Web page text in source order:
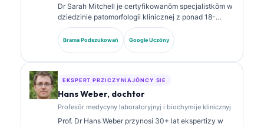
Dr Sarah Mitchell je certyfikowanōm specjalistkōm w
dziedzinie patomorfologii klinicznej z ponad 18-
letnim staŜōm w medycynie laboratoryjnej i analizie
diagnostycznej. Ma specjalistyczne certyfikaty z
chemii klinicznej i publikowała szeroko na temat
Brama Podszukowań Google Uczōny
EKSPERT PRZICZYNIAJŌNCY SIE
Hans Weber, dochtor
Profesōr medycyny laboratoryjnyj i biochymije klinicznyj
Prof. Dr Hans Weber przynosi 30+ lat ekspertizy w